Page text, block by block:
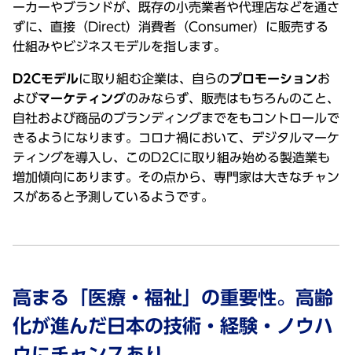
ーカーやブランドが、既存の⼩売業者や代理店などを通さ
ずに、直接（Direct）消費者（Consumer）に販売する
仕組みやビジネスモデルを指します。
D2Cモデルに取り組む企業は、⾃らのプロモーションお
よびマーケティングのみならず、販売はもちろんのこと、
⾃社および商品のブランディングまでをもコントロールで
きるようになります。コロナ禍において、デジタルマーケ
ティングを導⼊し、このD2Cに取り組み始める製造業も
増加傾向にあります。その点から、専⾨家は⼤きなチャン
スがあると予測しているようです。
⾼まる「医療・福祉」の重要性。⾼齢
化が進んだ⽇本の技術・経験・ノウハ